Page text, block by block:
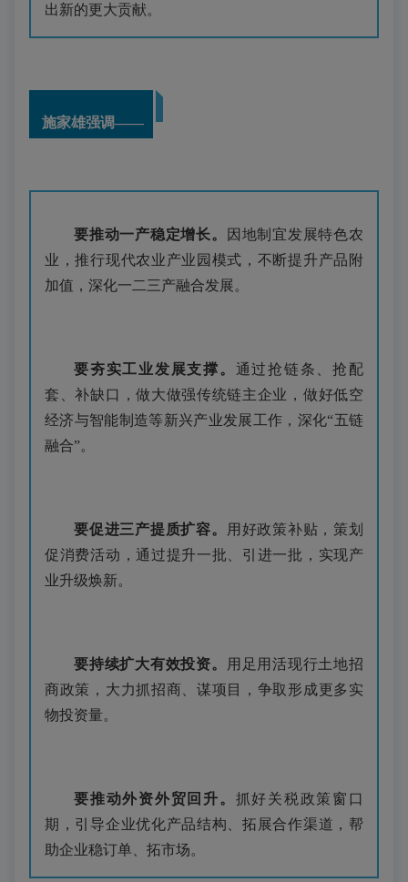
出新的更大贡献。
施家雄强调——
要推动一产稳定增长。
因地制宜发展特色农
业，推行现代农业产业园模式，不断提升产品附
加值，深化一二三产融合发展。
要夯实工业发展支撑。 通过抢链条、抢配
套、补缺口，做大做强传统链主企业，做好低空
经济与智能制造等新兴产业发展工作，深化“五链
融合”。
要促进三产提质扩容。
用好政策补贴，策划
促消费活动，通过提升一批、引进一批，实现产
业升级焕新。
要持续扩大有效投资。
用足用活现行土地招
商政策，大力抓招商、谋项目，争取形成更多实
物投资量。
要推动外资外贸回升。 抓好关税政策窗口
期，引导企业优化产品结构、拓展合作渠道， 帮
助企业稳订单、拓市场。